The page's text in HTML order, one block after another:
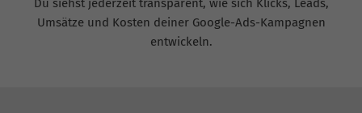
Umsätze und Kosten deiner Google-Ads-Kampagnen
entwickeln.